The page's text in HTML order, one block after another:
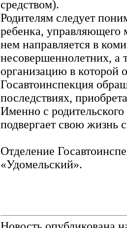
средством).
Родителям следует
ребенка, управляющего
нем направляется в
несовершеннолетних, а
организацию в которой
Госавтоинспекция
последствиях,
Именно с
подвергает свою жизнь
Отделение
«Удомельский».